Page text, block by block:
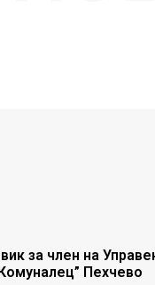
за член на
Пехчево